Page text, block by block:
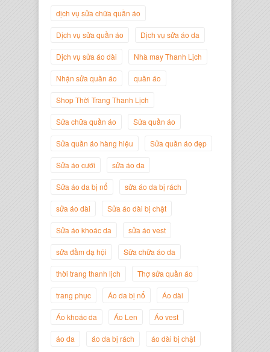
Nguyễn Minh Đức
Giám Đốc Công ty Cây Xanh Gia
Nguyễn
dịch vụ sửa chữa quần áo
Dịch vụ sửa quần áo Dịch vụ sửa áo da
Dịch vụ sửa áo dài Nhà may Thanh Lịch
Nhận sửa quần áo quần áo
Shop Thời Trang Thanh Lịch
Sửa chữa quần áo Sửa quần áo
Sửa quần áo hàng hiệu Sửa quần áo đẹp
Sửa áo cưới sửa áo da
Sửa áo da bị nổ sửa áo da bị rách
sửa áo dài Sửa áo dài bị chật
Sửa áo khoác da sửa áo vest
sửa đầm dạ hội Sữa chữa áo da
thời trang thanh lịch Thợ sửa quần áo
trang phục Áo da bị nổ Áo dài
Áo khoác da Áo Len Áo vest
áo da áo da bị rách áo dài bị chật